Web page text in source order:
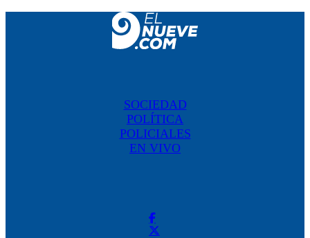
SOCIEDAD
POLÍTICA
POLICIALES
EN VIVO